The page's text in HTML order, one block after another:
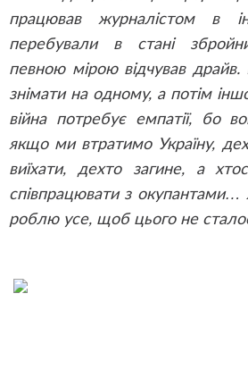
працював журналістом в
перебували в стані
певною мірою відчував
знімати на одному, а потім
війна потребує емпатії, бо
якщо ми втратимо Україну,
виїхати, дехто загине, а
співпрацювати з окупантами…
роблю усе, щоб цього не